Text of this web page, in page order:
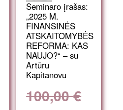
Seminaro įrašas:
„2025 M.
FINANSINĖS
ATSKAITOMYBĖS
REFORMA: KAS
NAUJO?“ – su
Artūru
Kapitanovu
100,00€